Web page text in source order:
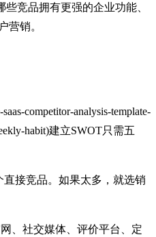
竞品拥有更强的企业功能、
营销。
competitor-analysis-template-
habit)建立SWOT只需五
直接竞品。如果太多，就选销
、社交媒体、评价平台、定